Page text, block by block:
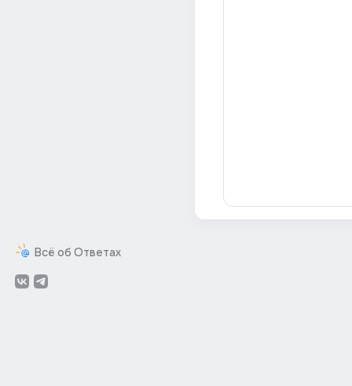
Всё об Ответах